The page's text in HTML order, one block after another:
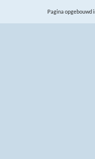
Pagina opgebouwd